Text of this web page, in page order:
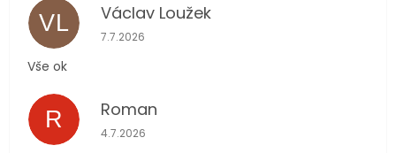
VL Václav Loužek
Hodnocení obchodu je 5 z 5 hvězdiček.
7.7.2026
Vše ok
R Roman
Hodnocení obchodu je 5 z 5 hvězdiček.
4.7.2026